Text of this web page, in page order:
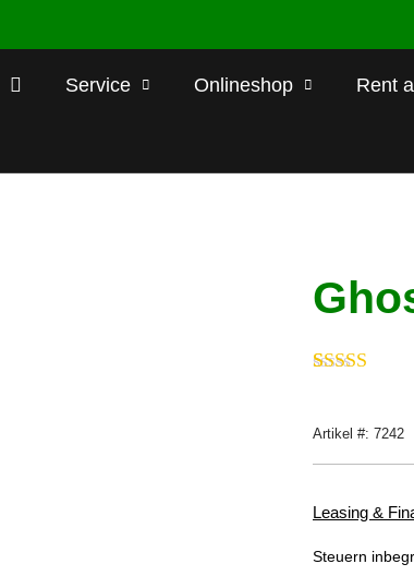
Service Onlineshop Rent
basierend auf
Artikel #: 7242
Leasing &
Steuern